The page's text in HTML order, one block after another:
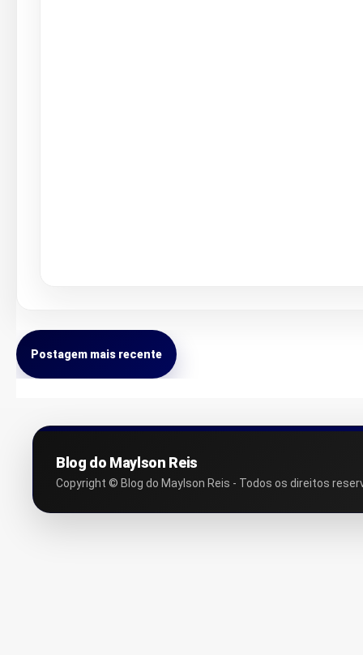
Postagem mais recente
Blog do Maylson Reis
Copyright © Blog do Maylson Reis - Todos os direitos